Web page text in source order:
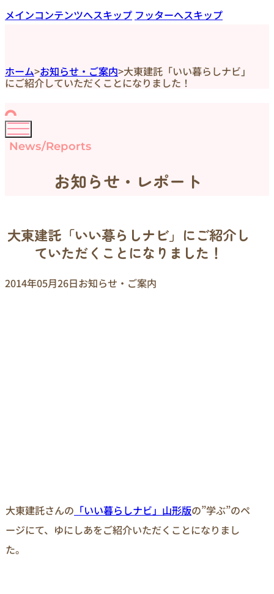
メインコンテンツへスキップ フッターへスキップ
ホーム>お知らせ・ご案内>大東建託「いい暮らしナビ」
にご紹介していただくことになりました！
News/Reports
お知らせ・レポート
大東建託「いい暮らしナビ」にご紹介し
ていただくことになりました！
2014年05月26日お知らせ・ご案内
大東建託さんの 「いい暮らしナビ」山形版の”学ぶ”のペ
ージにて、ゆにしあをご紹介いただくことになりまし
た。